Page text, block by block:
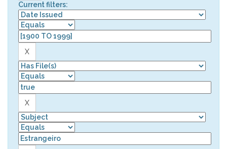
Current filters: